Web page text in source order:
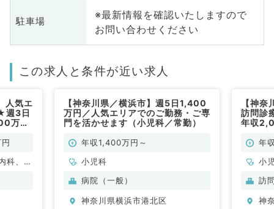
駐車場
※最新情報を確認いたしますので
お問い合わせください
この求人と条件が近い求人
人気エ
週3日
万円
系、
科、小
【神奈川県／横浜市】週5日1,400
万円／人気エリアでのご勤務・ご専
門を活かせます（小児科／常勤）
年収1,400万円～
小児科
病院（一般）
神奈川県横浜市港北区
【神
訪問診
年収
クリ年
小
訪
神